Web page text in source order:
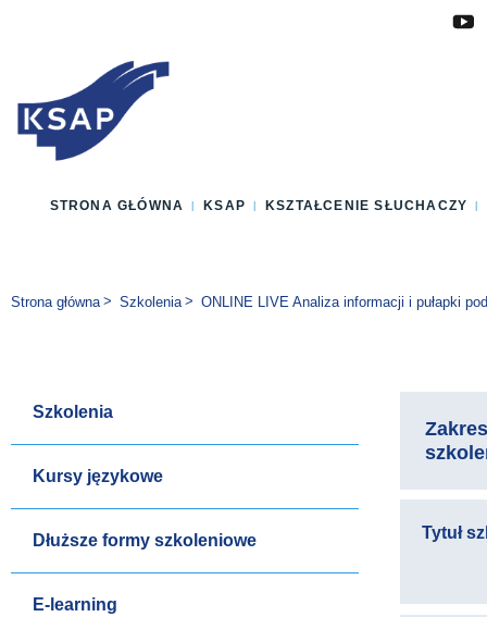
STRONA GŁÓWNA KSAP KSZTAŁCENIE SŁUCHACZY
Jesteś tutaj:
Strona główna Szkolenia ONLINE LIVE Analiza informacji i pułapki
Szkolenia
Kursy językowe
Dłuższe formy szkoleniowe
E-learning
Zakres
Tytuł